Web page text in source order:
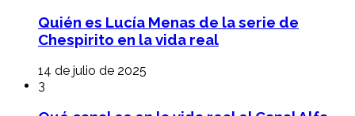
Quién es Lucía Menas de la serie de
Chespirito en la vida real
14 de julio de 2025
3